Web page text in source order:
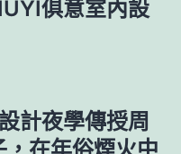
俱意室內設
計夜學傳授周
在年俗煙火中